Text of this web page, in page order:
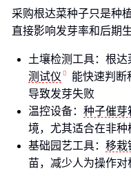
采购根达菜种子只是种
直接影响发芽率和后期
土壤检测工具：根
测试仪
能快速判断
导致发芽失败
温控设备： 种子催芽
境，尤其适合在非种
基础园艺工具： 移栽
苗，减少人为操作对